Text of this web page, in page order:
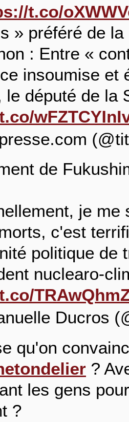
t.co/
» préféré de
: Entre «
insoumise et
le député de la
de
je
c'est
politique de
nuclearo-
Ducros
qu'on
?
les gens
?